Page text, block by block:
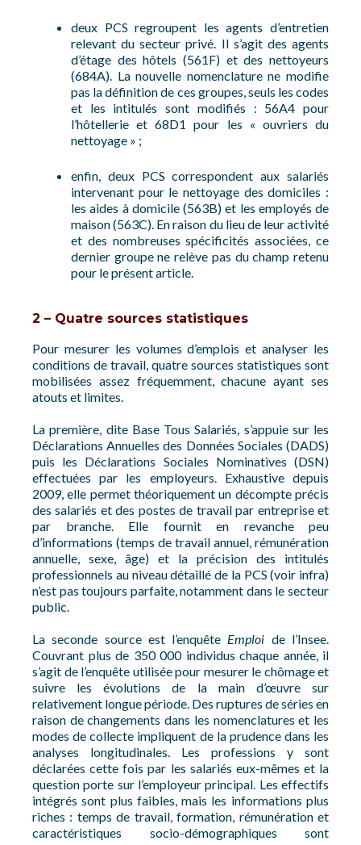
deux PCS regroupent les agents d’entretien
relevant du secteur privé. Il s’agit des agents
d’étage des hôtels (561F) et des nettoyeurs
(684A). La nouvelle nomenclature ne modifie
pas la définition de ces groupes, seuls les codes
et les intitulés sont modifiés : 56A4 pour
l’hôtellerie et 68D1 pour les « ouvriers du
nettoyage » ;
enfin, deux PCS correspondent aux salariés
intervenant pour le nettoyage des domiciles :
les aides à domicile (563B) et les employés de
maison (563C). En raison du lieu de leur activité
et des nombreuses spécificités associées, ce
dernier groupe ne relève pas du champ retenu
pour le présent article.
2 – Quatre sources statistiques
Pour mesurer les volumes d’emplois et analyser les
conditions de travail, quatre sources statistiques sont
mobilisées assez fréquemment, chacune ayant ses
atouts et limites.
La première, dite Base Tous Salariés, s’appuie sur les
Déclarations Annuelles des Données Sociales (DADS)
puis les Déclarations Sociales Nominatives (DSN)
effectuées par les employeurs. Exhaustive depuis
2009, elle permet théoriquement un décompte précis
des salariés et des postes de travail par entreprise et
par branche. Elle fournit en revanche peu
d’informations (temps de travail annuel, rémunération
annuelle, sexe, âge) et la précision des intitulés
professionnels au niveau détaillé de la PCS (voir infra)
n’est pas toujours parfaite, notamment dans le secteur
public.
La seconde source est l’enquête Emploi de l’Insee.
Couvrant plus de 350 000 individus chaque année, il
s’agit de l’enquête utilisée pour mesurer le chômage et
suivre les évolutions de la main d’œuvre sur
relativement longue période. Des ruptures de séries en
raison de changements dans les nomenclatures et les
modes de collecte impliquent de la prudence dans les
analyses longitudinales. Les professions y sont
déclarées cette fois par les salariés eux-mêmes et la
question porte sur l’employeur principal. Les effectifs
intégrés sont plus faibles, mais les informations plus
riches : temps de travail, formation, rémunération et
caractéristiques socio-démographiques sont